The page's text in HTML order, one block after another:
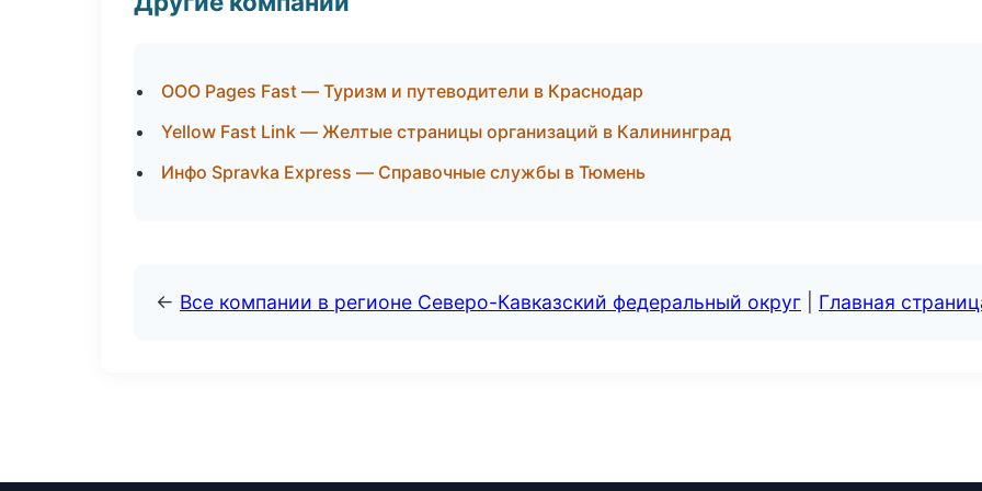
ООО Pages Fast — Туризм и путеводители в Краснодар
Yellow Fast Link — Желтые страницы организаций в Калининград
Инфо Spravka Express — Справочные службы в Тюмень
← Все компании в регионе Северо-Кавказский федеральный округ Главная